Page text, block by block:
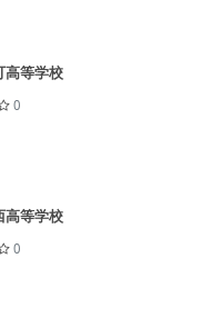
高等学校
0
高等学校
0